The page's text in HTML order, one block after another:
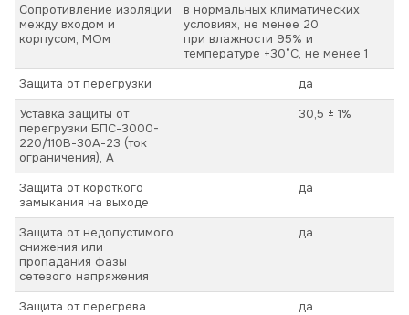
Сопротивление изоляции
между входом и
корпусом, МОм
в нормальных климатических
условиях, не менее 20
при влажности 95% и
температуре +30°С, не менее 1
Защита от перегрузки
да
Уставка защиты от
перегрузки БПС-3000-
220/110В-30А-23 (ток
ограничения), А
30,5 ± 1%
Защита от короткого
замыкания на выходе
да
Защита от недопустимого
снижения или
пропадания фазы
сетевого напряжения
да
Защита от перегрева
да